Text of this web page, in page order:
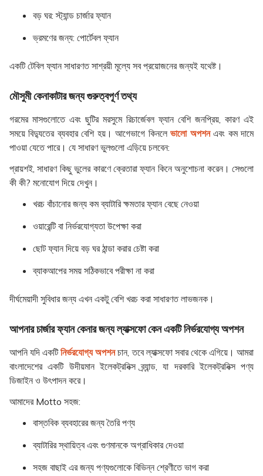
বড় ঘর: স্ট্যান্ড চার্জার ফ্যান
ভ্রমণের জন্য: পোর্টেবল ফ্যান
একটি টেবিল ফ্যান সাধারণত সাশ্রয়ী মূল্যে সব প্রয়োজনের জন্যই যথেষ্ট।
মৌসুমী কেনাকাটার জন্য গুরুত্বপূর্ণ তথ্য
গরমের মাসগুলোতে এবং ছুটির মরসুমে রিচার্জেবল ফ্যান বেশি জনপ্রিয়, কারণ এই
সময়ে বিদ্যুতের ব্যবহার বেশি হয়। আগেভাগে কিনলেভালো অপশনএবং কম দামে
পাওয়া যেতে পারে। যে সাধারণ ভুলগুলো এড়িয়ে চলবেন:
প্রায়শই, সাধারণ কিছু ভুলের কারণে ক্রেতারা ফ্যান কিনে অনুশোচনা করেন। সেগুলো
কী কী? মনোযোগ দিয়ে দেখুন।
খরচ বাঁচানোর জন্য কম ব্যাটারি ক্ষমতার ফ্যান বেছে নেওয়া
ওয়ারেন্টি বা নির্ভরযোগ্যতা উপেক্ষা করা
ছোট ফ্যান দিয়ে বড় ঘর ঠান্ডা করার চেষ্টা করা
ব্যাকআপের সময় সঠিকভাবে পরীক্ষা না করা
দীর্ঘমেয়াদী সুবিধার জন্য এখন একটু বেশি খরচ করা সাধারণত লাভজনক।
আপনার চার্জার ফ্যান কেনার জন্য ল্যাক্সফো কেন একটি নির্ভরযোগ্য অপশন
আপনি যদি একটিনির্ভরযোগ্য অপশনচান, তবে ল্যাক্সফো সবার থেকে এগিয়ে। আমরা
বাংলাদেশের একটি উদীয়মান ইলেকট্রনিক্স ব্র্যান্ড, যা দরকারি ইলেকট্রনিক্স পণ্য
ডিজাইন ও উৎপাদন করে।
আমাদের Motto সহজ:
বাস্তবিক ব্যবহারের জন্য তৈরি পণ্য
ব্যাটারির স্থায়িত্ব এবং গুণমানকে অগ্রাধিকার দেওয়া
সহজ বাছাই এর জন্য পণ্যগুলোকে বিভিন্ন শ্রেণীতে ভাগ করা